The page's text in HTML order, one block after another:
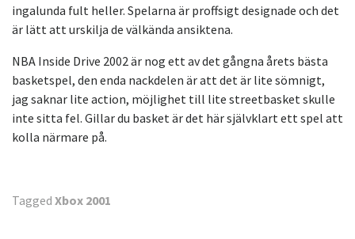
ingalunda fult heller. Spelarna är proffsigt designade och det
är lätt att urskilja de välkända ansiktena.
NBA Inside Drive 2002 är nog ett av det gångna årets bästa
basketspel, den enda nackdelen är att det är lite sömnigt,
jag saknar lite action, möjlighet till lite streetbasket skulle
inte sitta fel. Gillar du basket är det här självklart ett spel att
kolla närmare på.
Tagged Xbox 2001